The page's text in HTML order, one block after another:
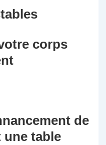
corps
de
une table